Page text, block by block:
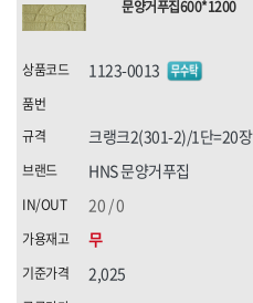
문양거푸집600*1200
1123-0013
HNS 문양거푸집
무
2,025
크랭크2(301-2)/1단=20장
20 / 0